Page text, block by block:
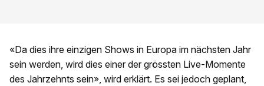
«Da dies ihre einzigen Shows in Europa im nächsten Jahr
sein werden, wird dies einer der grössten Live-Momente
des Jahrzehnts sein», wird erklärt. Es sei jedoch geplant,